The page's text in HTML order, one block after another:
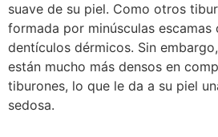
suave de su piel. Como otros
formada por minúsculas escamas
dentículos dérmicos. Sin
están mucho más densos en
tiburones, lo que le da a su piel
sedosa.